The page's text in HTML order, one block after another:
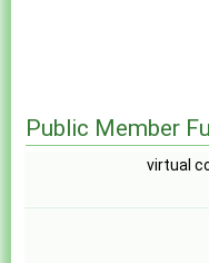
Public Member
virtual